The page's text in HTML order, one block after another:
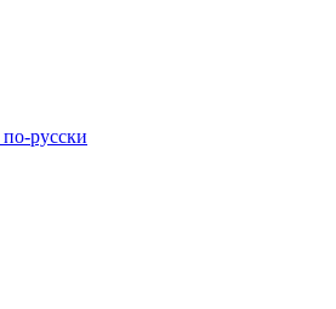
русски